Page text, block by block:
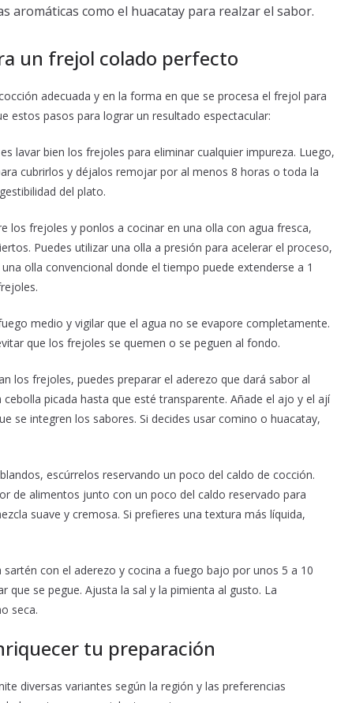
aromáticas como el huacatay para realzar el sabor.
un frejol colado perfecto
adecuada y en la forma en que se procesa el frejol para
estos pasos para lograr un resultado espectacular:
lavar bien los frejoles para eliminar cualquier impureza. Luego,
cubrirlos y déjalos remojar por al menos 8 horas o toda la
del plato.
los frejoles y ponlos a cocinar en una olla con agua fresca,
Puedes utilizar una olla a presión para acelerar el proceso,
olla convencional donde el tiempo puede extenderse a 1
medio y vigilar que el agua no se evapore completamente.
que los frejoles se quemen o se peguen al fondo.
los frejoles, puedes preparar el aderezo que dará sabor al
picada hasta que esté transparente. Añade el ajo y el ají
se integren los sabores. Si decides usar comino o huacatay,
escúrrelos reservando un poco del caldo de cocción.
de alimentos junto con un poco del caldo reservado para
suave y cremosa. Si prefieres una textura más líquida,
sartén con el aderezo y cocina a fuego bajo por unos 5 a 10
se pegue. Ajusta la sal y la pimienta al gusto. La
seca.
tu preparación
diversas variantes según la región y las preferencias